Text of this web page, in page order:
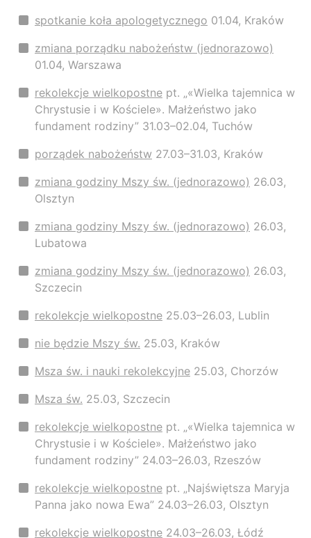
spotkanie koła apologetycznego 01.04, Kraków
zmiana porządku nabożeństw (jednorazowo)
01.04, Warszawa
rekolekcje wielkopostne pt. „«Wielka tajemnica w
Chrystusie i w Kościele». Małżeństwo jako
fundament rodziny” 31.03–02.04, Tuchów
porządek nabożeństw 27.03–31.03, Kraków
zmiana godziny Mszy św. (jednorazowo) 26.03,
Olsztyn
zmiana godziny Mszy św. (jednorazowo) 26.03,
Lubatowa
zmiana godziny Mszy św. (jednorazowo) 26.03,
Szczecin
rekolekcje wielkopostne 25.03–26.03, Lublin
nie będzie Mszy św. 25.03, Kraków
Msza św. i nauki rekolekcyjne 25.03, Chorzów
Msza św. 25.03, Szczecin
rekolekcje wielkopostne pt. „«Wielka tajemnica w
Chrystusie i w Kościele». Małżeństwo jako
fundament rodziny” 24.03–26.03, Rzeszów
rekolekcje wielkopostne pt. „Najświętsza Maryja
Panna jako nowa Ewa” 24.03–26.03, Olsztyn
rekolekcje wielkopostne 24.03–26.03, Łódź